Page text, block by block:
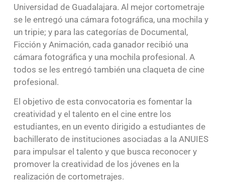
Universidad de Guadalajara. Al mejor cortometraje
se le entregó una cámara fotográfica, una mochila y
un tripie; y para las categorías de Documental,
Ficción y Animación, cada ganador recibió una
cámara fotográfica y una mochila profesional. A
todos se les entregó también una claqueta de cine
profesional.
El objetivo de esta convocatoria es fomentar la
creatividad y el talento en el cine entre los
estudiantes, en un evento dirigido a estudiantes de
bachillerato de instituciones asociadas a la ANUIES
para impulsar el talento y que busca reconocer y
promover la creatividad de los jóvenes en la
realización de cortometrajes.